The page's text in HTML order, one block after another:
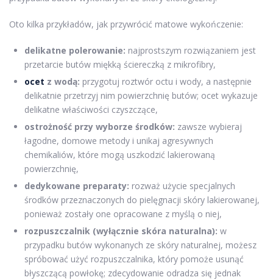
Oto kilka przykładów, jak przywrócić matowe wykończenie:
delikatne polerowanie: najprostszym rozwiązaniem jest
przetarcie butów miękką ściereczką z mikrofibry,
ocet z wodą: przygotuj roztwór octu i wody, a następnie
delikatnie przetrzyj nim powierzchnię butów; ocet wykazuje
delikatne właściwości czyszczące,
ostrożność przy wyborze środków: zawsze wybieraj
łagodne, domowe metody i unikaj agresywnych
chemikaliów, które mogą uszkodzić lakierowaną
powierzchnię,
dedykowane preparaty: rozważ użycie specjalnych
środków przeznaczonych do pielęgnacji skóry lakierowanej,
ponieważ zostały one opracowane z myślą o niej,
rozpuszczalnik (wyłącznie skóra naturalna): w
przypadku butów wykonanych ze skóry naturalnej, możesz
spróbować użyć rozpuszczalnika, który pomoże usunąć
błyszczącą powłokę; zdecydowanie odradza się jednak